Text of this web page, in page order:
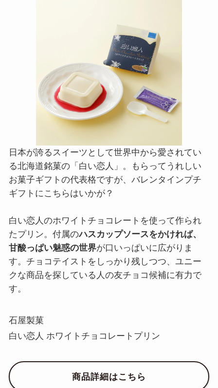
日本が誇るスイーツとして世界中から愛されてい
る北海道銘菓の「白い恋人」。もらってうれしい
お菓子ギフトの代表格ですが、バレンタインプチ
ギフトにこちらはいかが？
白い恋人のホワイトチョコレートを使って作られ
たプリン。付属のハスカップソースをかければ、
甘酸っぱい魅惑の世界が口いっぱいに広がりま
す。チョコテイストをしっかり残しつつ、ユニー
クな商品を探している人の友チョコ候補に有力で
す。
石屋製菓
白い恋人 ホワイトチョコレートプリン
商品詳細はこちら